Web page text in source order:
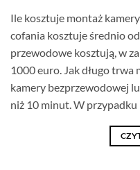
Ile kosztuje montaż
cofania kosztuje średnio
przewodowe kosztują, w
1000 euro. Jak długo
kamery bezprzewodowej
niż 10 minut. W